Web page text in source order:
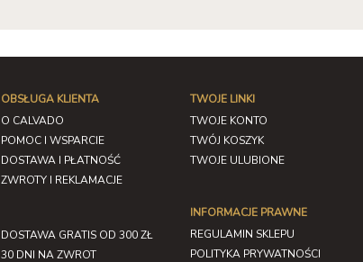
OBSŁUGA KLIENTA
O CALVADO
POMOC I WSPARCIE
DOSTAWA I PŁATNOŚĆ
ZWROTY I REKLAMACJE
DOSTAWA GRATIS OD 300 ZŁ
30 DNI NA ZWROT
TWOJE LINKI
TWOJE KONTO
TWÓJ KOSZYK
TWOJE ULUBIONE
INFORMACJE PRAWNE
REGULAMIN SKLEPU
POLITYKA PRYWATNOŚCI